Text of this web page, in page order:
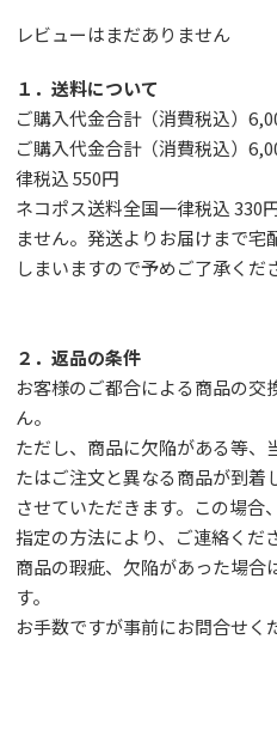
レビューはまだありません
１．送料について
ご購入代金合計（消費税込）
ご購入代金合計（消費税込）
律税込 550円
ネコポス送料全国一律税込
ません。発送よりお届けまで宅
しまいますので予めご了承くだ
２．返品の条件
お客様のご都合による商品の交
ん。
ただし、 商品に欠陥がある等、
たはご注文と異なる商品が到着
させていただきます。この場合
指定の方法により、ご連絡くだ
商品の瑕疵、欠陥があった場合
す。
お手数ですが事前にお問合せく